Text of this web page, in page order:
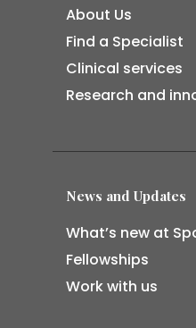
About Us
Find a Specialist
Clinical services
Research and
News and Updates
What’s new at
Fellowships
Work with us